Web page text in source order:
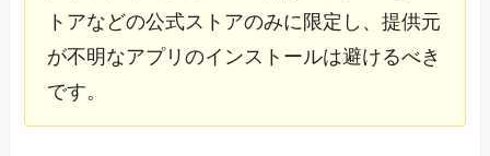
トアなどの公式ストアのみに限定し、提供元
が不明なアプリのインストールは避けるべき
です。